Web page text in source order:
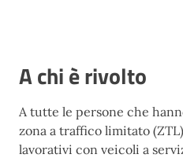
A chi è rivolto
A tutte le persone che
zona a traffico limitato
lavorativi con veicoli a